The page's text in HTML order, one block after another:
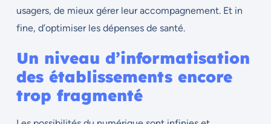
usagers, de mieux gérer leur accompagnement. Et in
fine, d’optimiser les dépenses de santé.
Un niveau d’informatisation
des établissements encore
trop fragmenté